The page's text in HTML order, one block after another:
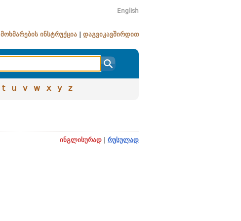
English
მოხმარების ინსტრუქცია დაგვიკავშირდით
t u v w x y z
ინგლისურად
რუსულად